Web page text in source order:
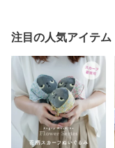
注目の人気アイテム